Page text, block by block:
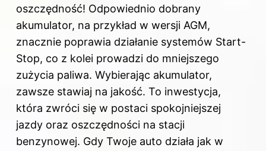
oszczędność! Odpowiednio dobrany
akumulator, na przykład w wersji AGM,
znacznie poprawia działanie systemów Start-
Stop, co z kolei prowadzi do mniejszego
zużycia paliwa. Wybierając akumulator,
zawsze stawiaj na jakość. To inwestycja,
która zwróci się w postaci spokojniejszej
jazdy oraz oszczędności na stacji
benzynowej. Gdy Twoje auto działa jak w